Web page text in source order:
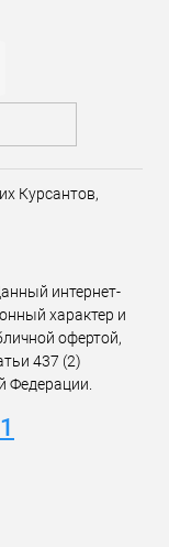
Курсантов,
интернет-
характер и
офертой,
437 (2)
Федерации.